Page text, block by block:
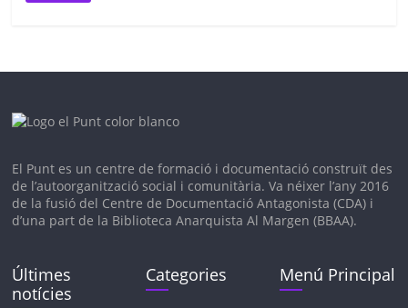
El Punt es un centre de formació i documentació construït des
de l’autoorganització social i comunitària. Va néixer l’any 2016
de la fusió del Centre de Documentació Antagonista (CDA) i
d’una part de la Biblioteca Anarquista Al Margen (BBAA).
Últimes
notícies
Categories Menú Principal